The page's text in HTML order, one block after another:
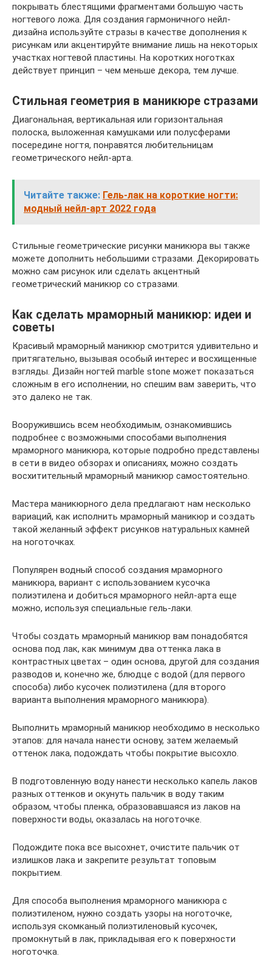
покрывать блестящими фрагментами большую часть
ногтевого ложа. Для создания гармоничного нейл-
дизайна используйте стразы в качестве дополнения к
рисункам или акцентируйте внимание лишь на некоторых
участках ногтевой пластины. На коротких ноготках
действует принцип – чем меньше декора, тем лучше.
Стильная геометрия в маникюре стразами
Диагональная, вертикальная или горизонтальная
полоска, выложенная камушками или полусферами
посередине ногтя, понравятся любительницам
геометрического нейл-арта.
Читайте также: Гель-лак на короткие ногти:
модный нейл-арт 2022 года
Стильные геометрические рисунки маникюра вы также
можете дополнить небольшими стразами. Декорировать
можно сам рисунок или сделать акцентный
геометрический маникюр со стразами.
Как сделать мраморный маникюр: идеи и
советы
Красивый мраморный маникюр смотрится удивительно и
притягательно, вызывая особый интерес и восхищенные
взгляды. Дизайн ногтей marble stone может показаться
сложным в его исполнении, но спешим вам заверить, что
это далеко не так.
Вооружившись всем необходимым, ознакомившись
подробнее с возможными способами выполнения
мраморного маникюра, которые подробно представлены
в сети в видео обзорах и описаниях, можно создать
восхитительный мраморный маникюр самостоятельно.
Мастера маникюрного дела предлагают нам несколько
вариаций, как исполнить мраморный маникюр и создать
такой желанный эффект рисунков натуральных камней
на ноготочках.
Популярен водный способ создания мраморного
маникюра, вариант с использованием кусочка
полиэтилена и добиться мраморного нейл-арта еще
можно, используя специальные гель-лаки.
Чтобы создать мраморный маникюр вам понадобятся
основа под лак, как минимум два оттенка лака в
контрастных цветах – один основа, другой для создания
разводов и, конечно же, блюдце с водой (для первого
способа) либо кусочек полиэтилена (для второго
варианта выполнения мраморного маникюра).
Выполнить мраморный маникюр необходимо в несколько
этапов: для начала нанести основу, затем желаемый
оттенок лака, подождать чтобы покрытие высохло.
В подготовленную воду нанести несколько капель лаков
разных оттенков и окунуть пальчик в воду таким
образом, чтобы пленка, образовавшаяся из лаков на
поверхности воды, оказалась на ноготочке.
Подождите пока все высохнет, очистите пальчик от
излишков лака и закрепите результат топовым
покрытием.
Для способа выполнения мраморного маникюра с
полиэтиленом, нужно создать узоры на ноготочке,
используя скомканый полиэтиленовый кусочек,
промокнутый в лак, прикладывая его к поверхности
ноготочка.